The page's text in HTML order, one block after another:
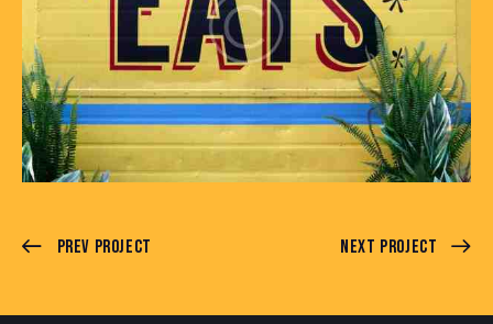
Prev Project Next Project